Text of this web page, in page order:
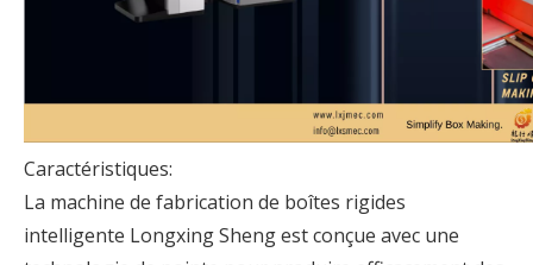
Caractéristiques:
La machine de fabrication de boîtes rigides
intelligente Longxing Sheng est conçue avec une